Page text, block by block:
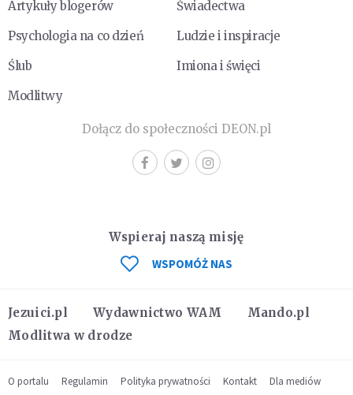
Artykuły blogerów
Świadectwa
Psychologia na co dzień
Ludzie i inspiracje
Ślub
Imiona i święci
Modlitwy
Dołącz do społeczności DEON.pl
Jezuici.pl Wydawnictwo WAM
Mando.pl
Modlitwa w drodze
Wspieraj naszą misję
WSPOMÓŻ NAS
O portalu Regulamin Polityka prywatności Kontakt Dla mediów